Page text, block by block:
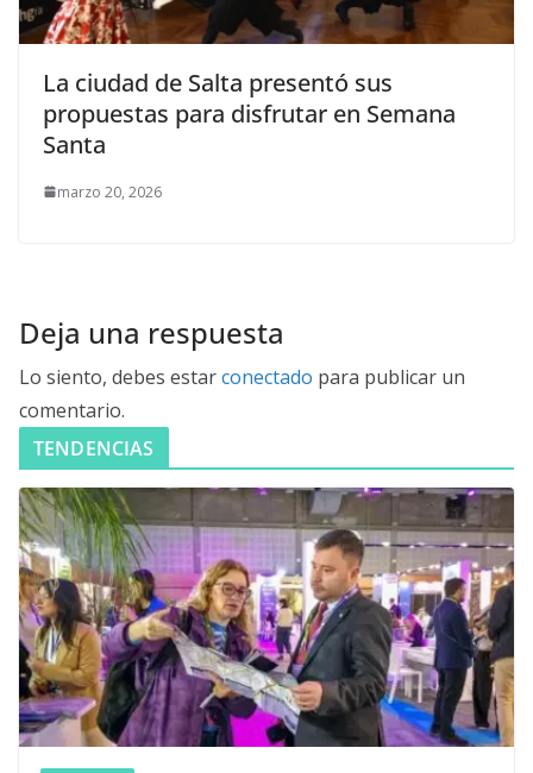
La ciudad de Salta presentó sus
propuestas para disfrutar en Semana
Santa
marzo 20, 2026
Deja una respuesta
Lo siento, debes estarconectado para publicar un
comentario.
TENDENCIAS